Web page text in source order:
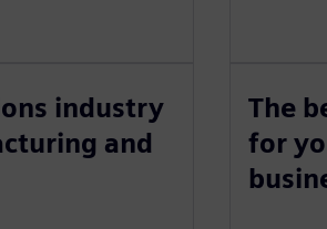
industry
and
The
for